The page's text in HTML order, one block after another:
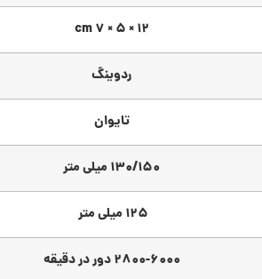
12 × 5 × 7 cm
ردوینگ
تایوان
130/150 میلی متر
125 میلی متر
2800-6000 دور در دقیقه